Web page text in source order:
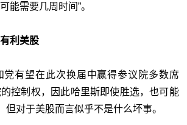
能需要几周时间”。
利美股
党有望在此次换届中赢得参议院多数席
控制权，因此哈里斯即使胜选，也可能
但对于美股而言似乎不是什么坏事。